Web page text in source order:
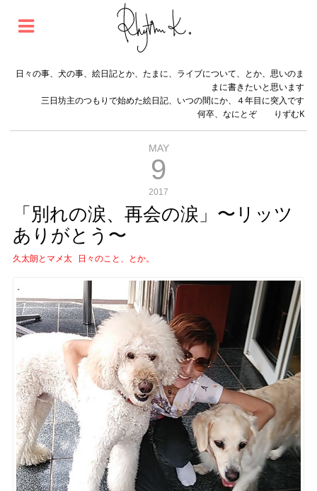
日々の事、犬の事、絵日記とか、たまに、ライブについて、とか、思いのま
まに書きたいと思います
三日坊主のつもりで始めた絵日記、いつの間にか、４年目に突入です
何卒、なにとぞ りずむK
MAY
9
2017
「別れの涙、再会の涙」〜リッツ
ありがとう〜
久太朗とマメ太 日々のこと、とか。